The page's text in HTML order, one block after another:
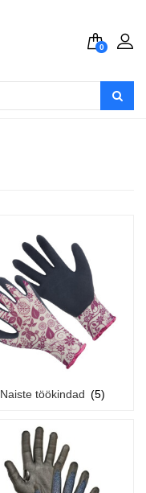
0
Naiste töökindad (5)